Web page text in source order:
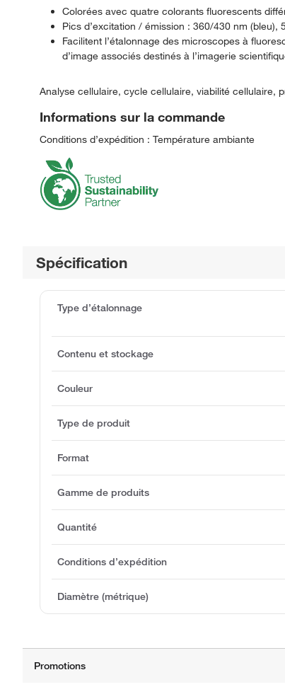
Colorées avec quatre colorants fluorescents
Pics d’excitation / émission : 360/430 nm
Facilitent l’étalonnage des microscopes à
d’image associés destinés à l’imagerie
Analyse cellulaire, cycle cellulaire, viabilité cellulaire,
Informations sur la commande
Conditions d’expédition : Température ambiante
Spécification
Type d’étalonnage
Contenu et stockage
Couleur
Type de produit
Format
Gamme de produits
Quantité
Conditions d’expédition
Diamètre (métrique)